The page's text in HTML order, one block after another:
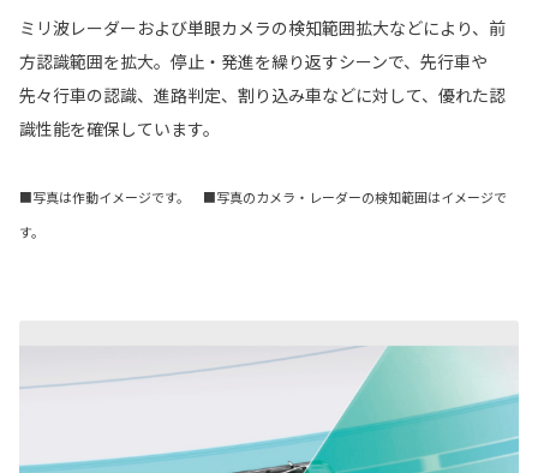
ミリ波レーダーおよび単眼カメラの検知範囲拡大などにより、前
方認識範囲を拡大。停止・発進を繰り返すシーンで、先行車や
先々行車の認識、進路判定、割り込み車などに対して、優れた認
識性能を確保しています。
■写真は作動イメージです。 ■写真のカメラ・レーダーの検知範囲はイメージで
す。